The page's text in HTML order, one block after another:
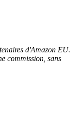
d'Amazon EU.
commission, sans